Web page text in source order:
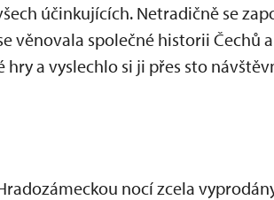
účinkujících. Netradičně se
věnovala společné historii Čechů
a vyslechlo si ji přes sto
nocí zcela